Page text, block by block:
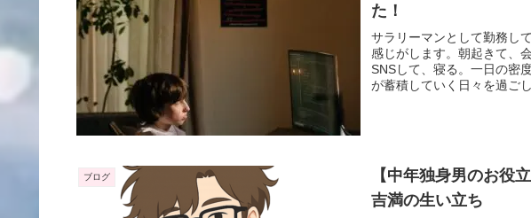
た！
サラリーマンとして勤務し
感じがします。朝起きて、
SNSして、寝る。一日の密
が蓄積していく日々を過ご
ブログ
【中年独身男のお役
吉満の生い立ち